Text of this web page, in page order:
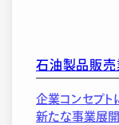
石油製品販売
企業コンセプト
新たな事業展